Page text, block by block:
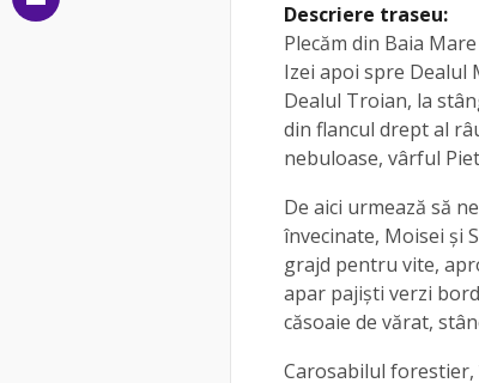
Descriere traseu:
Plecăm din Baia
Izei apoi spre Dealul
Dealul Troian, la
din flancul drept al
nebuloase, vârful
De aici urmează să
învecinate, Moisei şi
grajd pentru vite,
apar pajişti verzi
căsoaie de vărat,
Carosabilul